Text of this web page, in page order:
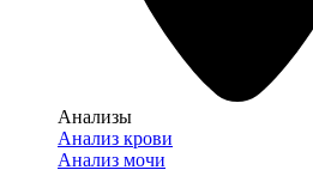
Анализы
Анализ крови
Анализ мочи